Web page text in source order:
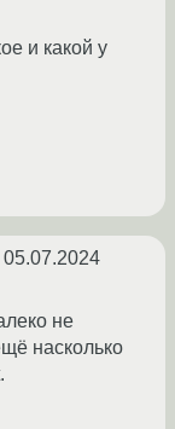
и какой у
05.07.2024
не
насколько